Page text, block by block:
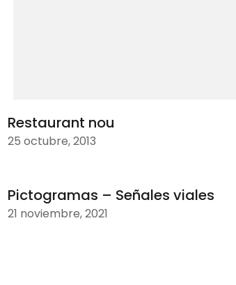
Restaurant nou
25 octubre, 2013
Pictogramas – Señales viales
21 noviembre, 2021